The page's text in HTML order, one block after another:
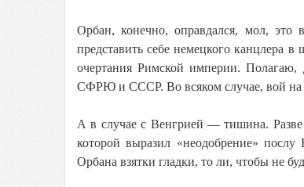
Орбан, конечно, оправдался, мол,
представить себе немецкого канцлера
очертания Римской империи. Полагаю,
СФРЮ и СССР. Во всяком случае, вой на
А в случае с Венгрией — тишина.
которой выразил «неодобрение»
Орбана взятки гладки, то ли, чтобы не